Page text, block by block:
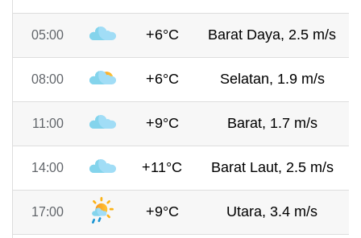
05:00 +6°C Barat Daya, 2.5 m/s
08:00 +6°C Selatan, 1.9 m/s
11:00 +9°C Barat, 1.7 m/s
14:00 +11°C Barat Laut, 2.5 m/s
17:00 +9°C Utara, 3.4 m/s